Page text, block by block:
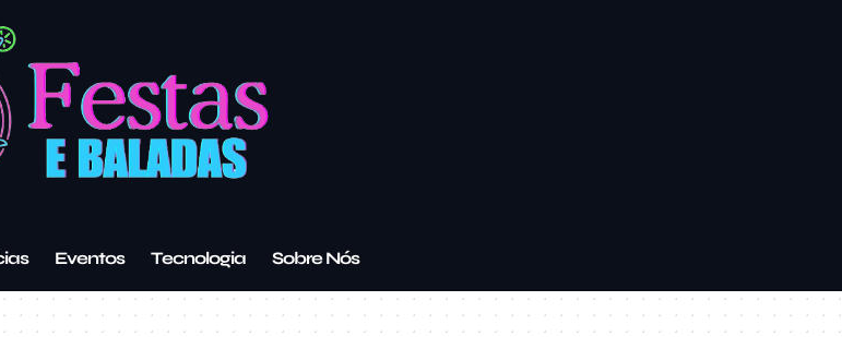
Eventos Tecnologia Sobre Nós